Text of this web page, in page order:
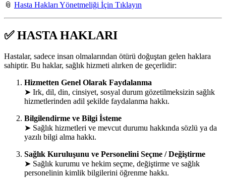
📎 Hasta Hakları Yönetmeliği İçin Tıklayın
✅HASTA HAKLARI
Hastalar, sadece insan olmalarından ötürü doğuştan gelen haklara
sahiptir. Bu haklar, sağlık hizmeti alırken de geçerlidir:
Hizmetten Genel Olarak Faydalanma
➤ Irk, dil, din, cinsiyet, sosyal durum gözetilmeksizin sağlık
hizmetlerinden adil şekilde faydalanma hakkı.
Bilgilendirme ve Bilgi İsteme
➤ Sağlık hizmetleri ve mevcut durumu hakkında sözlü ya da
yazılı bilgi alma hakkı.
Sağlık Kuruluşunu ve Personelini Seçme / Değiştirme
➤ Sağlık kurumu ve hekim seçme, değiştirme ve sağlık
personelinin kimlik bilgilerini öğrenme hakkı.